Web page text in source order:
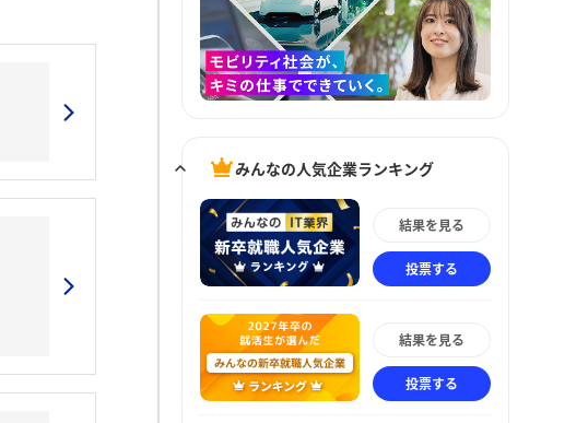
みんなの人気企業ランキング
結果を見る
投票する
結果を見る
投票する